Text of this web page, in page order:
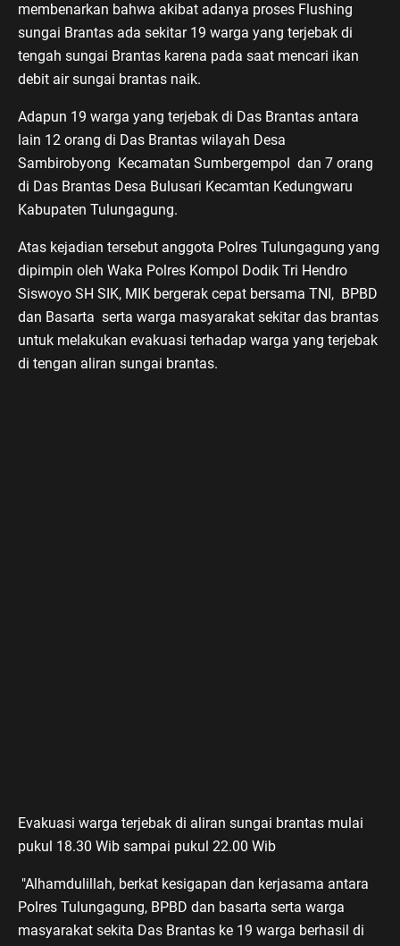
membenarkan bahwa akibat adanya proses Flushing
sungai Brantas ada sekitar 19 warga yang terjebak di
tengah sungai Brantas karena pada saat mencari ikan
debit air sungai brantas naik.
Adapun 19 warga yang terjebak di Das Brantas antara
lain 12 orang di Das Brantas wilayah Desa
Sambirobyong Kecamatan Sumbergempol dan 7 orang
di Das Brantas Desa Bulusari Kecamtan Kedungwaru
Kabupaten Tulungagung.
Atas kejadian tersebut anggota Polres Tulungagung yang
dipimpin oleh Waka Polres Kompol Dodik Tri Hendro
Siswoyo SH SIK, MIK bergerak cepat bersama TNI, BPBD
dan Basarta serta warga masyarakat sekitar das brantas
untuk melakukan evakuasi terhadap warga yang terjebak
di tengan aliran sungai brantas.
Evakuasi warga terjebak di aliran sungai brantas mulai
pukul 18.30 Wib sampai pukul 22.00 Wib
"Alhamdulillah, berkat kesigapan dan kerjasama antara
Polres Tulungagung, BPBD dan basarta serta warga
masyarakat sekita Das Brantas ke 19 warga berhasil di